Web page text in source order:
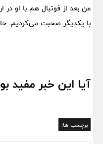
من بعد از فوتبال هم با او در
با یکدیگر صحبت می‌کردیم‌.
آیا این خبر مفید
برچسب ها: